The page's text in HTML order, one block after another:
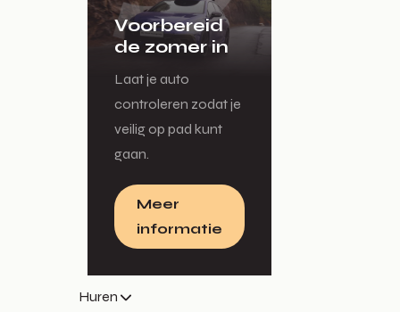
Voorbereid
de zomer in
Laat je auto
controleren zodat je
veilig op pad kunt
gaan.
Meer
informatie
Huren